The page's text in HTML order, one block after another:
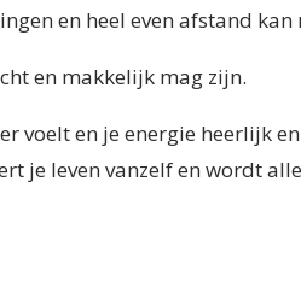
en heel even afstand kan
en makkelijk mag zijn.
voelt en je energie heerlijk
je leven vanzelf en wordt